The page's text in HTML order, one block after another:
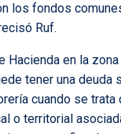
los fondos
Ruf.
Hacienda en la
tener una deuda
cuando se trata
o territorial